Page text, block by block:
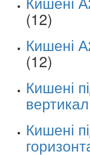
(12)
Кишені
(12)
Кишені
Кишені